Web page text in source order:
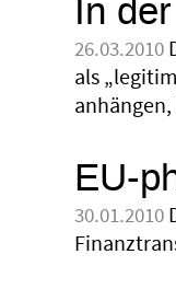
In
26.03.2010
als
EU-
30.01.2010